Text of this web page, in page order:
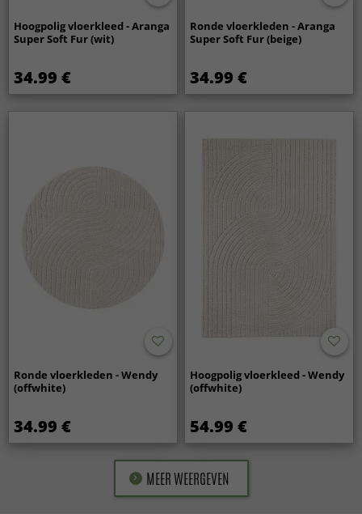
Hoogpolig vloerkleed - Aranga
Super Soft Fur (wit)
34.99 €
Ronde vloerkleden - Aranga
Super Soft Fur (beige)
34.99 €
Ronde vloerkleden - Wendy
(offwhite)
34.99 €
Hoogpolig vloerkleed - Wendy
(offwhite)
54.99 €
MEER WEERGEVEN